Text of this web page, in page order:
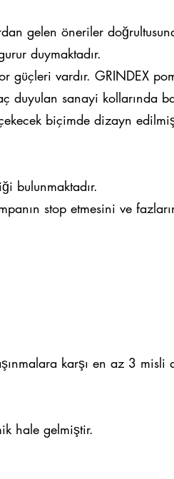
gelen öneriler
duymaktadır.
güçleri vardır. GRINDEX
duyulan sanayi kollarında
biçimde dizayn
bulunmaktadır.
stop etmesini ve
karşı en az 3 misli
hale gelmiştir.